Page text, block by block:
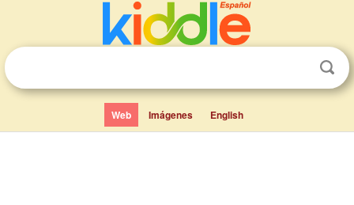
Web Imágenes English